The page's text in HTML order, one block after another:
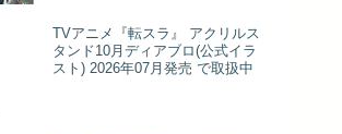
TVアニメ『転スラ』 アクリルス
タンド10月ディアブロ(公式イラ
スト) 2026年07月発売 で取扱中